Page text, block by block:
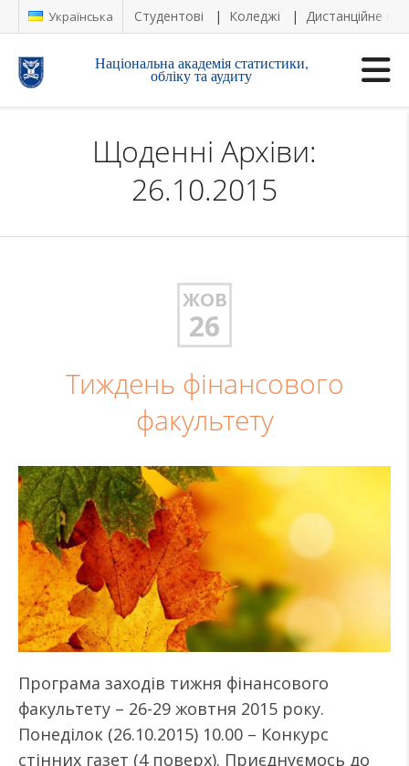
Українська Студентові Коледжі Дистанційне
Національна академія статистики,
обліку та аудиту
Щоденні Архіви:
26.10.2015
ЖОВ
26
Тиждень фінансового
факультету
Програма заходів тижня фінансового
факультету – 26-29 жовтня 2015 року.
Понеділок (26.10.2015) 10.00 – Конкурс
стінних газет (4 поверх). Приєднуємось до